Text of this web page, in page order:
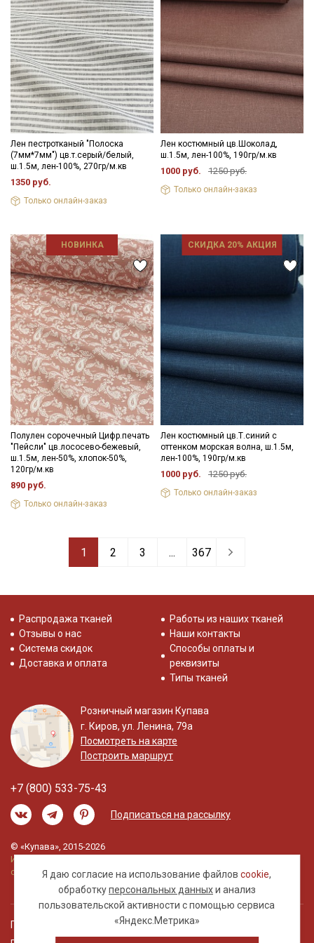
Лен пестротканый "Полоска
(7мм*7мм") цв.т.серый/белый,
ш.1.5м, лен-100%, 270гр/м.кв
1350 руб.
Только онлайн-заказ
Лен костюмный цв.Шоколад,
ш.1.5м, лен-100%, 190гр/м.кв
1000 руб. 1250 руб.
Только онлайн-заказ
НОВИНКА
Полулен сорочечный Цифр.печать
"Пейсли" цв.лососево-бежевый,
ш.1.5м, лен-50%, хлопок-50%,
120гр/м.кв
890 руб.
Только онлайн-заказ
СКИДКА 20% АКЦИЯ
Лен костюмный цв.Т.синий с
оттенком морская волна, ш.1.5м,
лен-100%, 190гр/м.кв
1000 руб. 1250 руб.
Только онлайн-заказ
1 2 3 ... 367
Я даю согласие на использование файловcookie,
обработкуперсональных данныхи анализ
пользовательской активности с помощью сервиса
«Яндекс.Метрика»
Распродажа тканей
Отзывы о нас
Система скидок
Доставка и оплата
Работы из наших тканей
Наши контакты
Способы оплаты и
реквизиты
Типы тканей
Розничный магазин Купава
г. Киров, ул. Ленина, 79а
Посмотреть на карте
Построить маршрут
+7 (800) 533-75-43
Подписаться на рассылку
© «Купава», 2015-2026
Информация на сайте не является публичной
офертой.
Правовая информация